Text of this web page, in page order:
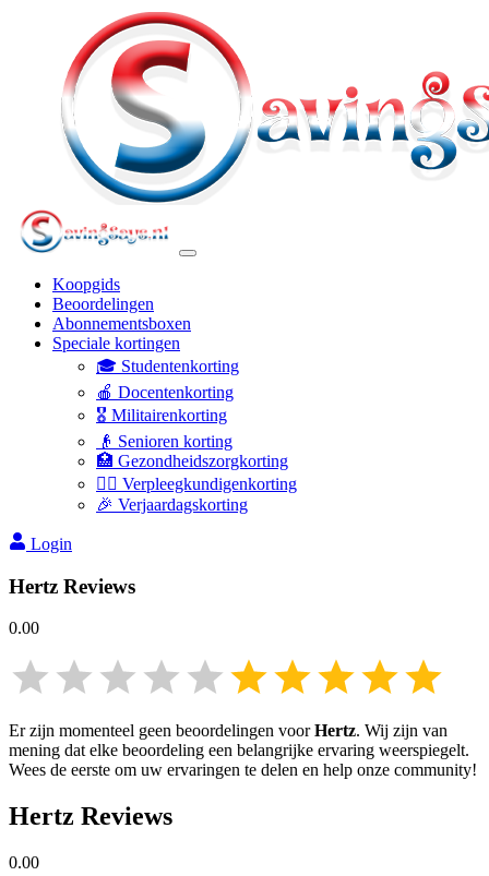
Koopgids
Beoordelingen
Abonnementsboxen
Speciale kortingen
🎓 Studentenkorting
🍎 Docentenkorting
🎖️ Militairenkorting
👴 Senioren korting
🏥 Gezondheidszorgkorting
👩‍⚕️ Verpleegkundigenkorting
🎉 Verjaardagskorting
Login
Hertz Reviews
0.00
Er zijn momenteel geen beoordelingen voorHertz. Wij zijn van
mening dat elke beoordeling een belangrijke ervaring weerspiegelt.
Wees de eerste om uw ervaringen te delen en help onze community!
Hertz Reviews
0.00